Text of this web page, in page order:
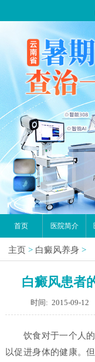
首页 医院简介
主页 > 白癜风养身 >
白癜风患者
时间: 2015-09-12
饮食对于一个人的
以促进身体的健康。